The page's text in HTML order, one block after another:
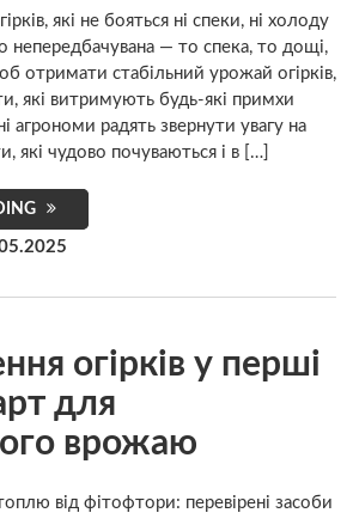
які не бояться ні спеки, ні холоду
непередбачувана — то спека, то дощі,
отримати стабільний урожай огірків,
які витримують будь-які примхи
агрономи радять звернути увагу на
які чудово почуваються і в […]
огірків у перші
для
врожаю
від фітофтори: перевірені засоби